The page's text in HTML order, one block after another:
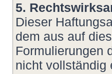
5.
Dieser
dem aus auf
Formulierungen
nicht vollständig